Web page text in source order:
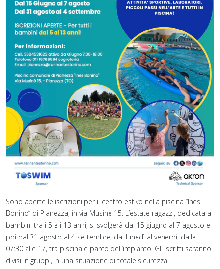
Sono aperte le iscrizioni per il centro estivo nella piscina “Ines
Bonino” di Pianezza, in via Musinè 15. L’estate ragazzi, dedicata ai
bambini tra i 5 e i 13 anni, si svolgerà dal 15 giugno al 7 agosto e
poi dal 31 agosto al 4 settembre, dal lunedì al venerdì, dalle
07:30 alle 17, tra piscina e parco dell’impianto. Gli iscritti saranno
divisi in gruppi, in una situazione di totale sicurezza.